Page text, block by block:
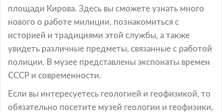
площади Кирова. Здесь вы сможете узнать много
нового о работе милиции, познакомиться с
историей и традициями этой службы, а также
увидеть различные предметы, связанные с работой
полиции. В музее представлены экспонаты времен
СССР и современности.
Если вы интересуетесь геологией и геофизикой, то
обязательно посетите музей геологии и геофизики,